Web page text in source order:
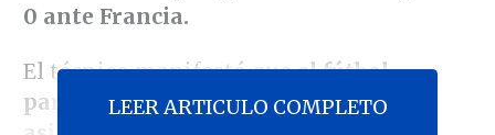
0 ante Francia.
El técnico manifestó queel fútbol
paraguayo necesita tiempo para
LEER ARTICULO COMPLETO